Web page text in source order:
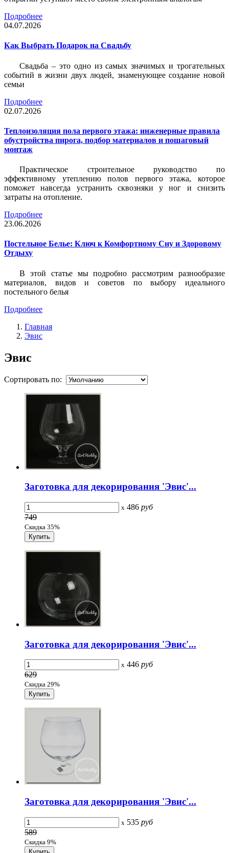
Подробнее
04.07.2026
Как Выбрать Подарок на Свадьбу
Свадьба – это одно из самых значимых и трогательных
событий в жизни двух людей, знаменующее создание новой
семьи
Подробнее
02.07.2026
Теплоизоляция пола первого этажа: инженерные правила
обустройства пирога, подбор материалов и пошаговый
монтаж
Практическое строительное руководство по
эффективному утеплению полов первого этажа, которое
поможет навсегда устранить сквозняки у ног и снизить
затраты на отопление.
Подробнее
23.06.2026
Постельное Белье: Ключ к Комфортному Сну и Здоровому
Отдыху
В этой статье мы подробно рассмотрим разнообразие
материалов, видов и советов по выбору идеального
постельного белья
Подробнее
Главная
Эвис
Эвис
Сортировать по:
Заготовка для декорирования 'Эвис'...
x 486 руб
749
Скидка 35%
Заготовка для декорирования 'Эвис'...
x 446 руб
629
Скидка 29%
Заготовка для декорирования 'Эвис'...
x 535 руб
589
Скидка 9%